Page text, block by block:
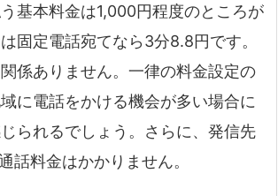
基本料金は1,000円程度のところが
固定電話宛てなら3分8.8円です。
係ありません。一律の料金設定の
に電話をかける機会が多い場合に
られるでしょう。さらに、発信先
話料金はかかりません。